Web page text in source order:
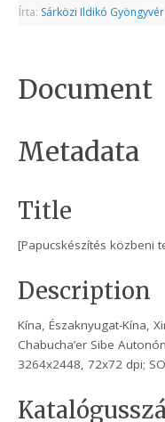
Írta: Sárközi Ildikó Gyöngyvér
Document
Metadata
Title
[Papucskészítés közbeni
Description
Kína, Északnyugat-Kína,
Chabucha’er Sibe
3264x2448, 72x72 dpi;